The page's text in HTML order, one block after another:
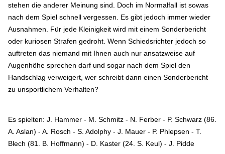
stehen die anderer Meinung sind. Doch im Normalfall ist sowas
nach dem Spiel schnell vergessen. Es gibt jedoch immer wieder
Ausnahmen. Für jede Kleinigkeit wird mit einem Sonderbericht
oder kuriosen Strafen gedroht. Wenn Schiedsrichter jedoch so
auftreten das niemand mit Ihnen auch nur ansatzweise auf
Augenhöhe sprechen darf und sogar nach dem Spiel den
Handschlag verweigert, wer schreibt dann einen Sonderbericht
zu unsportlichem Verhalten?
Es spielten: J. Hammer - M. Schmitz - N. Ferber - P. Schwarz (86.
A. Aslan) - A. Rosch - S. Adolphy - J. Mauer - P. Phlepsen - T.
Blech (81. B. Hoffmann) - D. Kaster (24. S. Keul) - J. Pidde